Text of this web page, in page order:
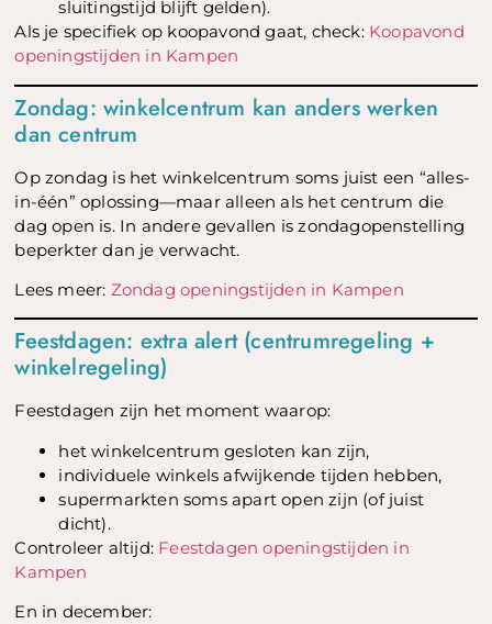
sluitingstijd blijft gelden).
Als je specifiek op koopavond gaat, check: Koopavond
openingstijden in Kampen
Zondag: winkelcentrum kan anders werken
dan centrum
Op zondag is het winkelcentrum soms juist een “alles-
in-één” oplossing—maar alleen als het centrum die
dag open is. In andere gevallen is zondagopenstelling
beperkter dan je verwacht.
Lees meer: Zondag openingstijden in Kampen
Feestdagen: extra alert (centrumregeling +
winkelregeling)
Feestdagen zijn het moment waarop:
het winkelcentrum gesloten kan zijn,
individuele winkels afwijkende tijden hebben,
supermarkten soms apart open zijn (of juist
dicht).
Controleer altijd: Feestdagen openingstijden in
Kampen
En in december: